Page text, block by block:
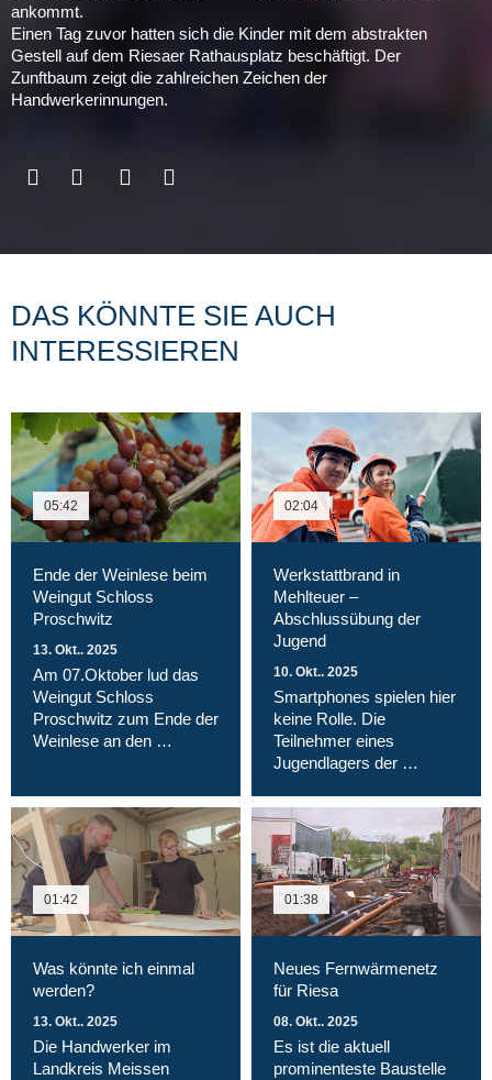
ankommt.
Einen Tag zuvor hatten sich die Kinder mit dem abstrakten
Gestell auf dem Riesaer Rathausplatz beschäftigt. Der
Zunftbaum zeigt die zahlreichen Zeichen der
Handwerkerinnungen.
DAS KÖNNTE SIE AUCH
INTERESSIEREN
05:42
Ende der Weinlese beim
Weingut Schloss
Proschwitz
13. Okt.. 2025
Am 07.Oktober lud das
Weingut Schloss
Proschwitz zum Ende der
Weinlese an den …
02:04
Werkstattbrand in
Mehlteuer –
Abschlussübung der
Jugend
10. Okt.. 2025
Smartphones spielen hier
keine Rolle. Die
Teilnehmer eines
Jugendlagers der …
01:42
Was könnte ich einmal
werden?
13. Okt.. 2025
Die Handwerker im
Landkreis Meissen
01:38
Neues Fernwärmenetz
für Riesa
08. Okt.. 2025
Es ist die aktuell
prominenteste Baustelle